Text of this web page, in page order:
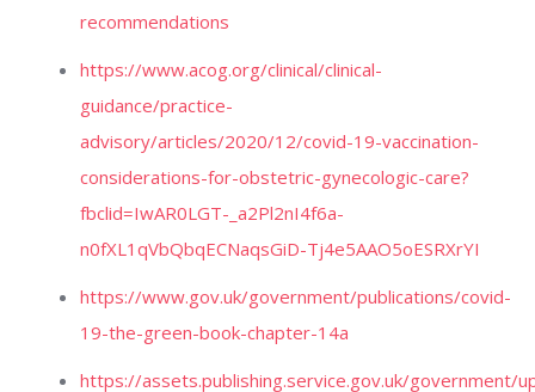
recommendations
https://www.acog.org/clinical/clinical-
guidance/practice-
advisory/articles/2020/12/covid-19-vaccination-
considerations-for-obstetric-gynecologic-care?
fbclid=IwAR0LGT-_a2Pl2nI4f6a-
n0fXL1qVbQbqECNaqsGiD-Tj4e5AAO5oESRXrYI
https://www.gov.uk/government/publications/covid-
19-the-green-book-chapter-14a
https://assets.publishing.service.gov.uk/government/